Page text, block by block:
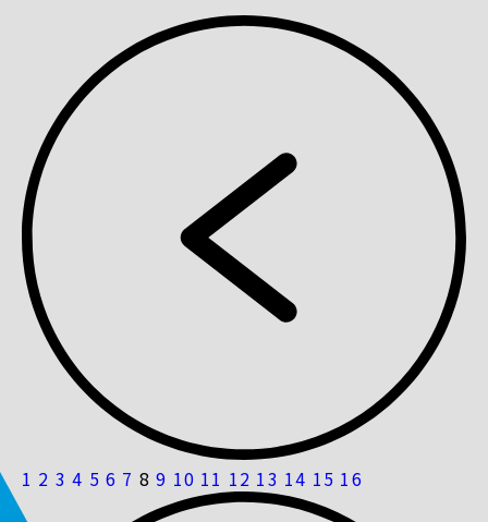
1 2 3 4 5 6 7 8 9 10 11 12 13 14 15 16